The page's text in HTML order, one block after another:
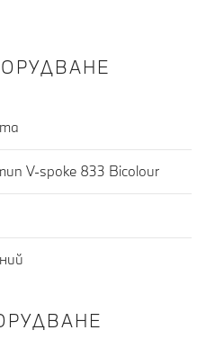
V-spoke 833 Bicolour